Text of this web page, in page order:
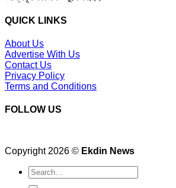
QUICK LINKS
About Us
Advertise With Us
Contact Us
Privacy Policy
Terms and Conditions
FOLLOW US
Copyright 2026 © Ekdin News